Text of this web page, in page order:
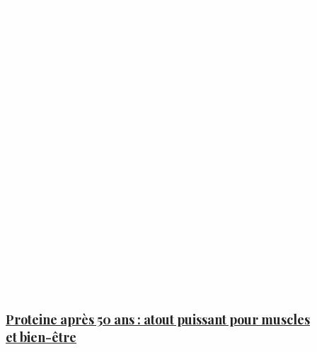
Proteine après 50 ans : atout puissant pour muscles
et bien-être